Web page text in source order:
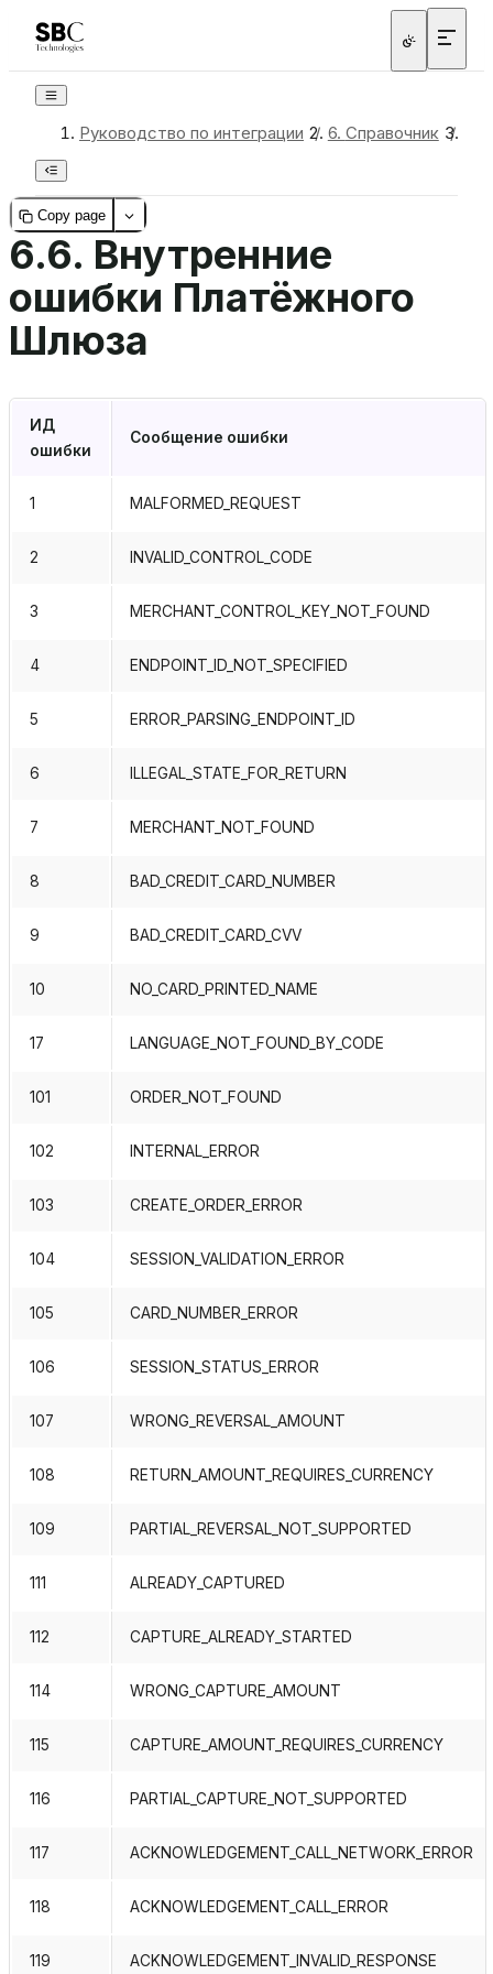
Руководство по интеграции / 6. Справочник /
Copy page
6.6. Внутренние
ошибки Платёжного
Шлюза
ИД
ошибки
Сообщение ошибки
1 MALFORMED_REQUEST
2 INVALID_CONTROL_CODE
3 MERCHANT_CONTROL_KEY_NOT_FOUND
4 ENDPOINT_ID_NOT_SPECIFIED
5 ERROR_PARSING_ENDPOINT_ID
6 ILLEGAL_STATE_FOR_RETURN
7 MERCHANT_NOT_FOUND
8 BAD_CREDIT_CARD_NUMBER
9 BAD_CREDIT_CARD_CVV
10 NO_CARD_PRINTED_NAME
17 LANGUAGE_NOT_FOUND_BY_CODE
101 ORDER_NOT_FOUND
102 INTERNAL_ERROR
103 CREATE_ORDER_ERROR
104 SESSION_VALIDATION_ERROR
105 CARD_NUMBER_ERROR
106 SESSION_STATUS_ERROR
107 WRONG_REVERSAL_AMOUNT
108 RETURN_AMOUNT_REQUIRES_CURRENCY
109 PARTIAL_REVERSAL_NOT_SUPPORTED
111 ALREADY_CAPTURED
112 CAPTURE_ALREADY_STARTED
114 WRONG_CAPTURE_AMOUNT
115 CAPTURE_AMOUNT_REQUIRES_CURRENCY
116 PARTIAL_CAPTURE_NOT_SUPPORTED
117 ACKNOWLEDGEMENT_CALL_NETWORK_ERROR
118 ACKNOWLEDGEMENT_CALL_ERROR
119 ACKNOWLEDGEMENT_INVALID_RESPONSE